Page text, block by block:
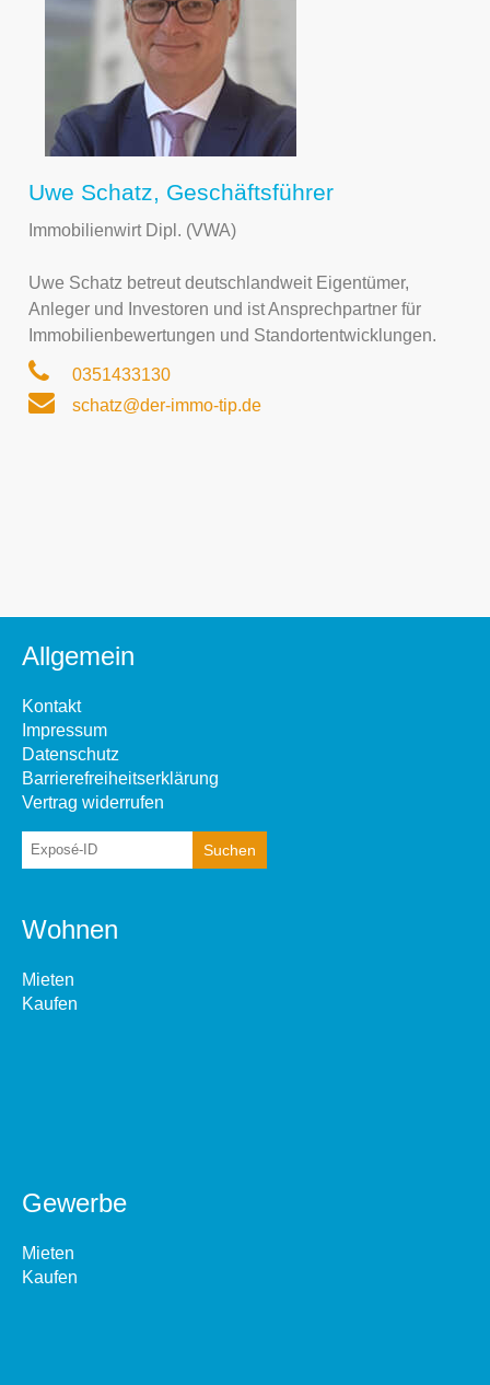
Uwe Schatz, Geschäftsführer
Immobilienwirt Dipl. (VWA)
Uwe Schatz betreut deutschlandweit Eigentümer,
Anleger und Investoren und ist Ansprechpartner für
Immobilienbewertungen und Standortentwicklungen.
0351433130
schatz@der-immo-tip.de
Allgemein
Kontakt
Impressum
Datenschutz
Barrierefreiheitserklärung
Vertrag widerrufen
Wohnen
Mieten
Kaufen
Gewerbe
Mieten
Kaufen